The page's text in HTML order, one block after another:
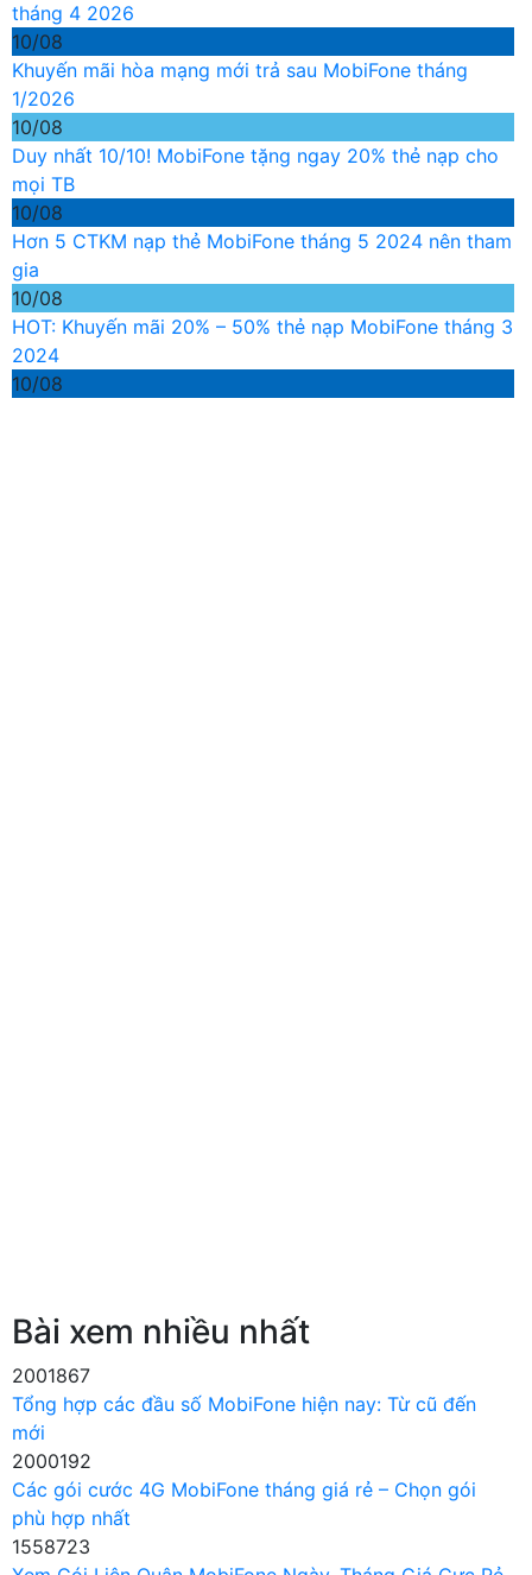
tháng 4 2026
10/08
Khuyến mãi hòa mạng mới trả sau MobiFone tháng
1/2026
10/08
Duy nhất 10/10! MobiFone tặng ngay 20% thẻ nạp cho
mọi TB
10/08
Hơn 5 CTKM nạp thẻ MobiFone tháng 5 2024 nên tham
gia
10/08
HOT: Khuyến mãi 20% – 50% thẻ nạp MobiFone tháng 3
2024
10/08
Bài xem nhiều nhất
2001867
Tổng hợp các đầu số MobiFone hiện nay: Từ cũ đến
mới
2000192
Các gói cước 4G MobiFone tháng giá rẻ – Chọn gói
phù hợp nhất
1558723